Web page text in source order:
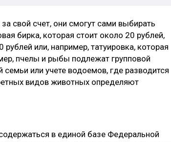
свой счет, они смогут сами выбирать
бирка, которая стоит около 20 рублей,
или, например, татуировка, которая
пчелы и рыбы подлежат групповой
или учете водоемов, где разводится
видов животных определяют
в единой базе Федеральной